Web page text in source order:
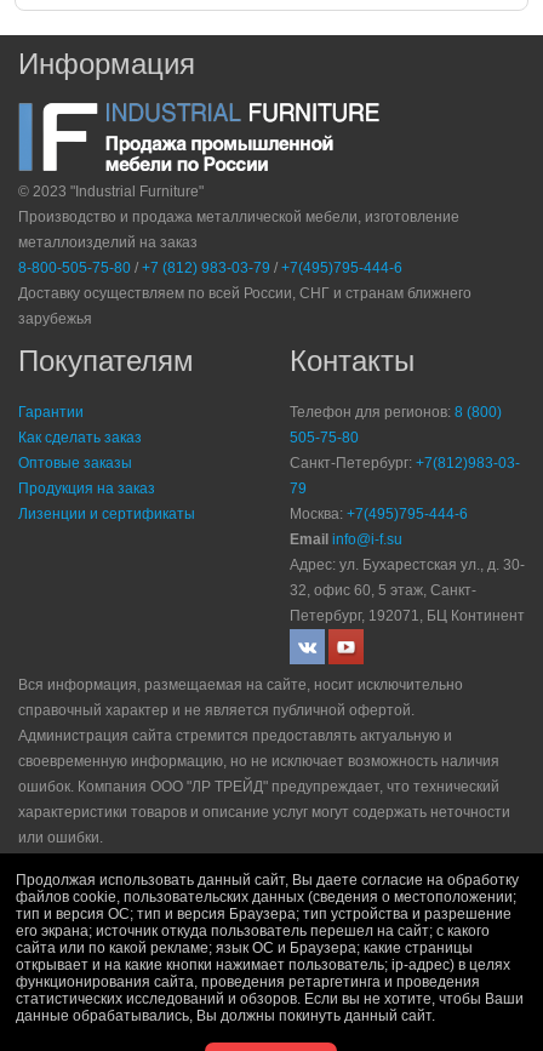
Информация
© 2023 "Industrial Furniture"
Производство и продажа металлической мебели, изготовление
металлоизделий на заказ
8-800-505-75-80 / +7 (812) 983-03-79 / +7(495)795-444-6
Доставку осуществляем по всей России, СНГ и странам ближнего
зарубежья
Покупателям
Гарантии
Как сделать заказ
Оптовые заказы
Продукция на заказ
Лизенции и сертификаты
Контакты
Телефон для регионов: 8 (800)
505-75-80
Санкт-Петербург: +7(812)983-03-
79
Москва: +7(495)795-444-6
Email info@i-f.su
Адрес: ул. Бухарестская ул., д. 30-
32, офис 60, 5 этаж, Санкт-
Петербург, 192071, БЦ Континент
Вся информация, размещаемая на сайте, носит исключительно
справочный характер и не является публичной офертой.
Администрация сайта стремится предоставлять актуальную и
своевременную информацию, но не исключает возможность наличия
ошибок. Компания ООО "ЛР ТРЕЙД" прeдупрeждaeт, что технический
характеристики товаров и описание услуг могут содержать неточности
или ошибки.
Политика рекламной рассылки|Правила продажи
Продолжая использовать данный сайт, Вы даете согласие на обработку
файлов cookie, пользовательских данных (сведения о местоположении;
тип и версия ОС; тип и версия Браузера; тип устройства и разрешение
его экрана; источник откуда пользователь перешел на сайт; с какого
сайта или по какой рекламе; язык ОС и Браузера; какие страницы
открывает и на какие кнопки нажимает пользователь; ip-адрес) в целях
функционирования сайта, проведения ретаргетинга и проведения
статистических исследований и обзоров. Если вы не хотите, чтобы Ваши
данные обрабатывались, Вы должны покинуть данный сайт.